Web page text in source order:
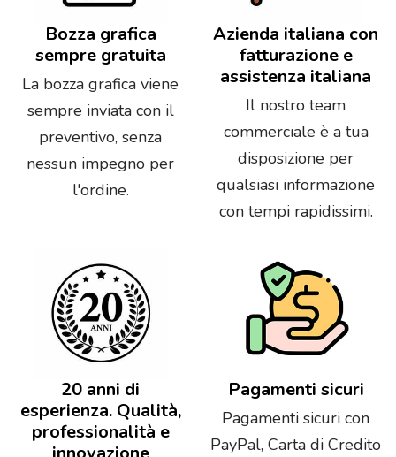
Bozza grafica
sempre gratuita
La bozza grafica viene
sempre inviata con il
preventivo, senza
nessun impegno per
l'ordine.
Azienda italiana con
fatturazione e
assistenza italiana
Il nostro team
commerciale è a tua
disposizione per
qualsiasi informazione
con tempi rapidissimi.
20 anni di
esperienza. Qualità,
professionalità e
Pagamenti sicuri
Pagamenti sicuri con
PayPal, Carta di Credito